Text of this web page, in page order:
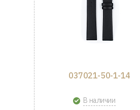
037021-50-1-14
В наличии